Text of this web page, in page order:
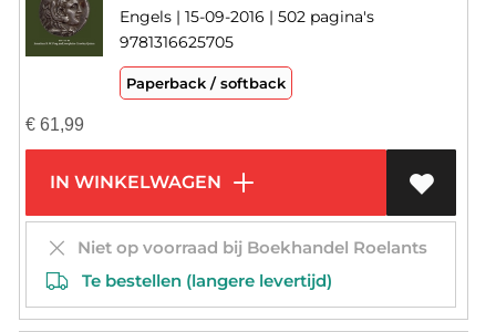
Engels | 15-09-2016 | 502 pagina's
9781316625705
Paperback / softback
€61,99
IN WINKELWAGEN
Niet op voorraad bij Boekhandel Roelants
Te bestellen (langere levertijd)